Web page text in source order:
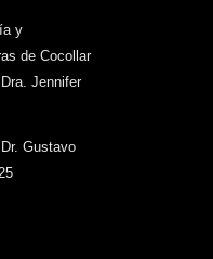
y
de Cocollar
Jennifer
Gustavo